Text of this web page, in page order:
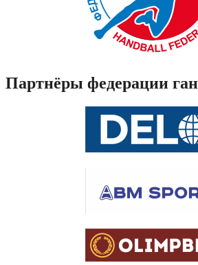
Партнёры федерации